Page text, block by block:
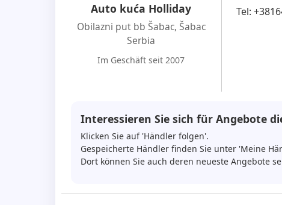
Auto kuća Holliday
Obilazni put bb Šabac, Šabac
Serbia
Im Geschäft seit 2007
Tel:
Interessieren Sie sich für Angebote
Klicken Sie auf 'Händler folgen'.
Gespeicherte Händler finden Sie unter 'Meine
Dort können Sie auch deren neueste Angebote